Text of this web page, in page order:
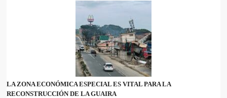
LA ZONA ECONÓMICA ESPECIAL ES VITAL PARA LA
RECONSTRUCCIÓN DE LA GUAIRA